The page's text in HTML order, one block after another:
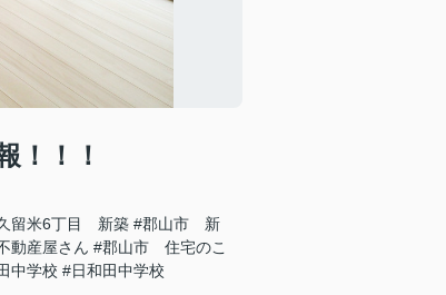
！！！
留米6丁目 新築 #郡山市 新
動産屋さん #郡山市 住宅のこ
中学校 #日和田中学校